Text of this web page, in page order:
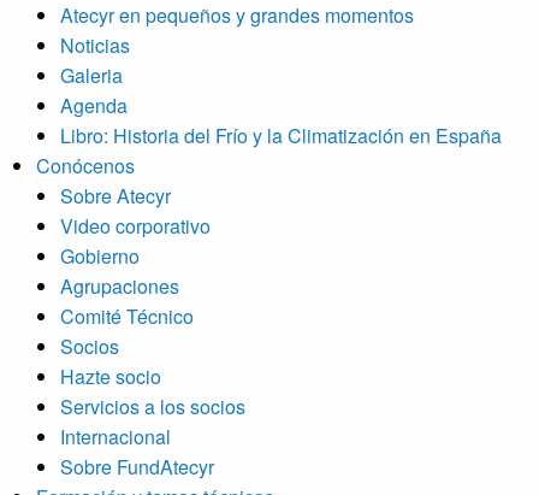
Atecyr en pequeños y grandes momentos
Noticias
Galeria
Agenda
Libro: Historia del Frío y la Climatización en España
Conócenos
Sobre Atecyr
Video corporativo
Gobierno
Agrupaciones
Comité Técnico
Socios
Hazte socio
Servicios a los socios
Internacional
Sobre FundAtecyr